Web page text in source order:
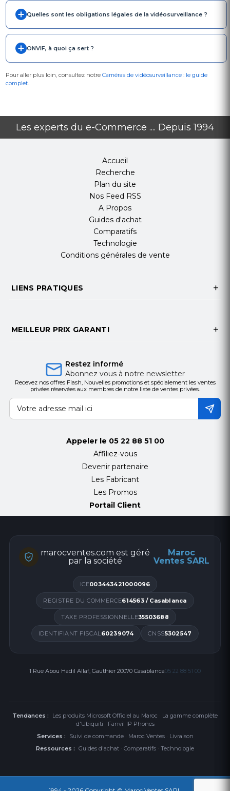
Quelles sont les obligations légales de la vidéosurveillance ?
ONVIF, à quoi ça sert ?
Pour aller plus loin, consultez notre Caméras de vidéosurveillance : le guide
complet.
Les experts du e-Commerce .... Depuis 1994
Accueil
Recherche
Plan du site
Nos Feed RSS
A Propos
Guides d'achat
Comparatifs
Technologie
Conditions générales de vente
LIENS PRATIQUES
MEILLEUR PRIX GARANTI
Restez informé
Abonnez vous à notre newsletter
Recevez nos offres Flash, Nouvelles promotions et spécialement les ventes
privées réservées aux membres de notre liste de ventes privées.
Appeler le 05 22 88 51 00
Affiliez-vous
Devenir partenaire
Les Fabricant
Les Promos
Portail Client
marocventes.com est géré
par la société
Maroc
Ventes SARL
ICE003443421000096
REGISTRE DU COMMERCE614563 / Casablanca
TAXE PROFESSIONNELLE35503688
IDENTIFIANT FISCAL60239074 CNSS5302547
1 Rue Abou Hadil Allaf, Gauthier 20070 Casablanca05 22 88 51 00
Tendances : Les produits Microsoft Officiel au Maroc · La gamme complète
d'Ubiquiti · Fanvil IP Phones
Services :
Suivi de commande· Maroc Ventes· Livraison
Ressources : Guides d'achat · Comparatifs · Technologie